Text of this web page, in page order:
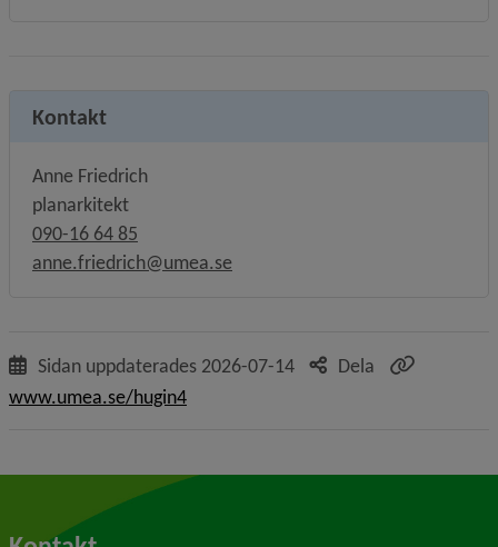
Kontakt
Anne Friedrich
planarkitekt
090-16 64 85
anne.friedrich@umea.se
Sidan uppdaterades 2026-07-14
Dela
www.umea.se/hugin4